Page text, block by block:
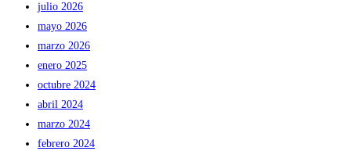
julio 2026
mayo 2026
marzo 2026
enero 2025
octubre 2024
abril 2024
marzo 2024
febrero 2024